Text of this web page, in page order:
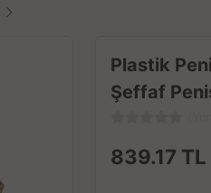
Plastik
Şeffaf
839.17 TL